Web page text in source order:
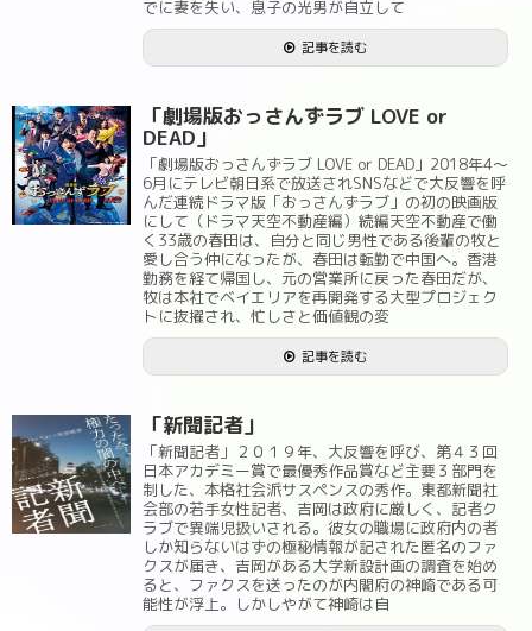
でに妻を失い、息子の光男が自立して
記事を読む
「劇場版おっさんずラブ LOVE or
DEAD」
「劇場版おっさんずラブ LOVE or DEAD」2018年4～
6月にテレビ朝日系で放送されSNSなどで大反響を呼
んだ連続ドラマ版「おっさんずラブ」の初の映画版
にして（ドラマ天空不動産編）続編天空不動産で働
く33歳の春田は、自分と同じ男性である後輩の牧と
愛し合う仲になったが、春田は転勤で中国へ。香港
勤務を経て帰国し、元の営業所に戻った春田だが、
牧は本社でベイエリアを再開発する大型プロジェク
トに抜擢され、忙しさと価値観の変
記事を読む
「新聞記者」
「新聞記者」２０１９年、大反響を呼び、第４３回
日本アカデミー賞で最優秀作品賞など主要３部門を
制した、本格社会派サスペンスの秀作。東都新聞社
会部の若手女性記者、吉岡は政府に厳しく、記者ク
ラブで異端児扱いされる。彼女の職場に政府内の者
しか知らないはずの極秘情報が記された匿名のファ
クスが届き、吉岡がある大学新設計画の調査を始め
ると、ファクスを送ったのが内閣府の神崎である可
能性が浮上。しかしやがて神崎は自